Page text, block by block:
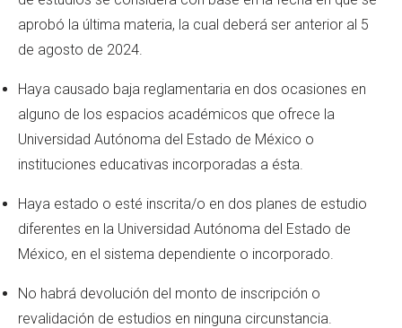
aprobó la última materia, la cual deberá ser anterior al 5
de agosto de 2024.
Haya causado baja reglamentaria en dos ocasiones en
alguno de los espacios académicos que ofrece la
Universidad Autónoma del Estado de México o
instituciones educativas incorporadas a ésta.
Haya estado o esté inscrita/o en dos planes de estudio
diferentes en la Universidad Autónoma del Estado de
México, en el sistema dependiente o incorporado.
No habrá devolución del monto de inscripción o
revalidación de estudios en ninguna circunstancia.